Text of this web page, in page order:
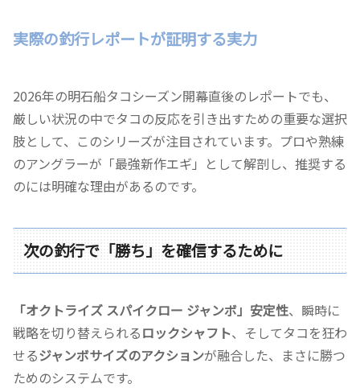
実際の釣行レポートが証明する実力
2026年の明石船タコシーズン開幕直後のレポートでも、
厳しい状況の中でタコの反応を引き出すための重要な選択
肢として、このシリーズが注目されています。プロや熟練
のアングラーが「最強新作エギ」として解剖し、推奨する
のには明確な理由があるのです。
次の釣行で「勝ち」を確信するために
「オクトライズ スパイクロー ジャンボ」 安定性、瞬時に
戦略を切り替えられるロックシャフト、そしてタコを狂わ
せるジャンボサイズのアクションが融合した、まさに勝つ
ためのシステムです。